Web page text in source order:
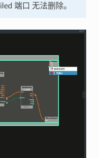
端口 无法删除。